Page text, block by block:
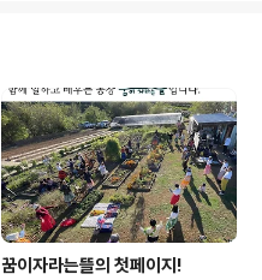
꿈이자라는뜰의 첫페이지!